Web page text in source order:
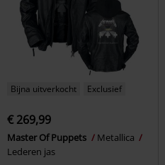
Bijna uitverkocht Exclusief
€ 269,99
Master Of Puppets
Metallica
Lederen jas